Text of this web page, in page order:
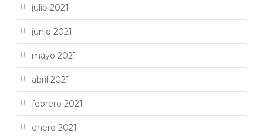
julio 2021
junio 2021
mayo 2021
abril 2021
febrero 2021
enero 2021